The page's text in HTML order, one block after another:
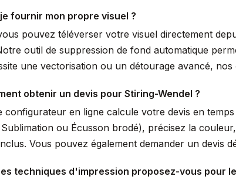
fournir mon propre visuel ?
pouvez téléverser votre visuel directement
outil de suppression de fond automatique
une vectorisation ou un détourage avancé,
obtenir un devis pour Stiring-Wendel ?
configurateur en ligne calcule votre devis en
ou Écusson brodé), précisez la
Vous pouvez également demander un devis
techniques d'impression proposez-vous pour